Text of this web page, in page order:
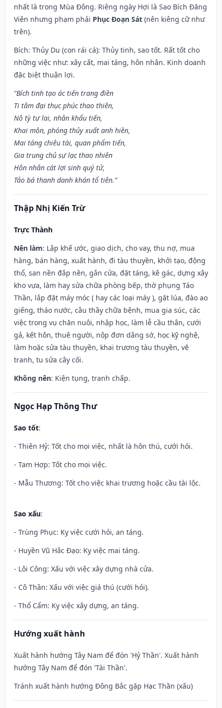
nhất là trong Mùa Đông. Riêng ngày Hợi là Sao Bích Đăng
Viên nhưng phạm phải Phục Đoạn Sát (nên kiêng cữ như
trên).
Bích: Thủy Du (con rái cá): Thủy tinh, sao tốt. Rất tốt cho
những việc như: xây cất, mai táng, hôn nhân. Kinh doanh
đặc biệt thuận lợi.
“Bích tinh tạo ác tiến trang điền
Ti tâm đại thục phúc thao thiên,
Nô tỳ tự lai, nhân khẩu tiến,
Khai môn, phóng thủy xuất anh hiền,
Mai táng chiêu tài, quan phẩm tiến,
Gia trung chủ sự lạc thao nhiên
Hôn nhân cát lợi sinh quý tử,
Tảo bá thanh danh khán tổ tiên.”
Thập Nhị Kiến Trừ
Trực Thành
Nên làm: Lập khế ước, giao dịch, cho vay, thu nợ, mua
hàng, bán hàng, xuất hành, đi tàu thuyền, khởi tạo, động
thổ, san nền đắp nền, gắn cửa, đặt táng, kê gác, dựng xây
kho vựa, làm hay sửa chữa phòng bếp, thờ phụng Táo
Thần, lắp đặt máy móc ( hay các loại máy ), gặt lúa, đào ao
giếng, tháo nước, cầu thầy chữa bệnh, mua gia súc, các
việc trong vụ chăn nuôi, nhập học, làm lễ cầu thân, cưới
gả, kết hôn, thuê người, nộp đơn dâng sớ, học kỹ nghệ,
làm hoặc sửa tàu thuyền, khai trương tàu thuyền, vẽ
tranh, tu sửa cây cối.
Không nên: Kiện tụng, tranh chấp.
Ngọc Hạp Thông Thư
Sao tốt:
- Thiên Hỷ: Tốt cho mọi việc, nhất là hôn thú, cưới hỏi.
- Tam Hợp: Tốt cho mọi việc.
- Mẫu Thương: Tốt cho việc khai trương hoặc cầu tài lộc.
Sao xấu:
- Trùng Phục: Kỵ việc cưới hỏi, an táng.
- Huyền Vũ Hắc Đạo: Kỵ việc mai táng.
- Lôi Công: Xấu với việc xây dựng nhà cửa.
- Cô Thần: Xấu với việc giá thú (cưới hỏi).
- Thổ Cẩm: Kỵ việc xây dựng, an táng.
Hướng xuất hành
Xuất hành hướng Tây Nam để đón 'Hỷ Thần'. Xuất hành
hướng Tây Nam để đón 'Tài Thần'.
Tránh xuất hành hướng Đông Bắc gặp Hạc Thần (xấu)